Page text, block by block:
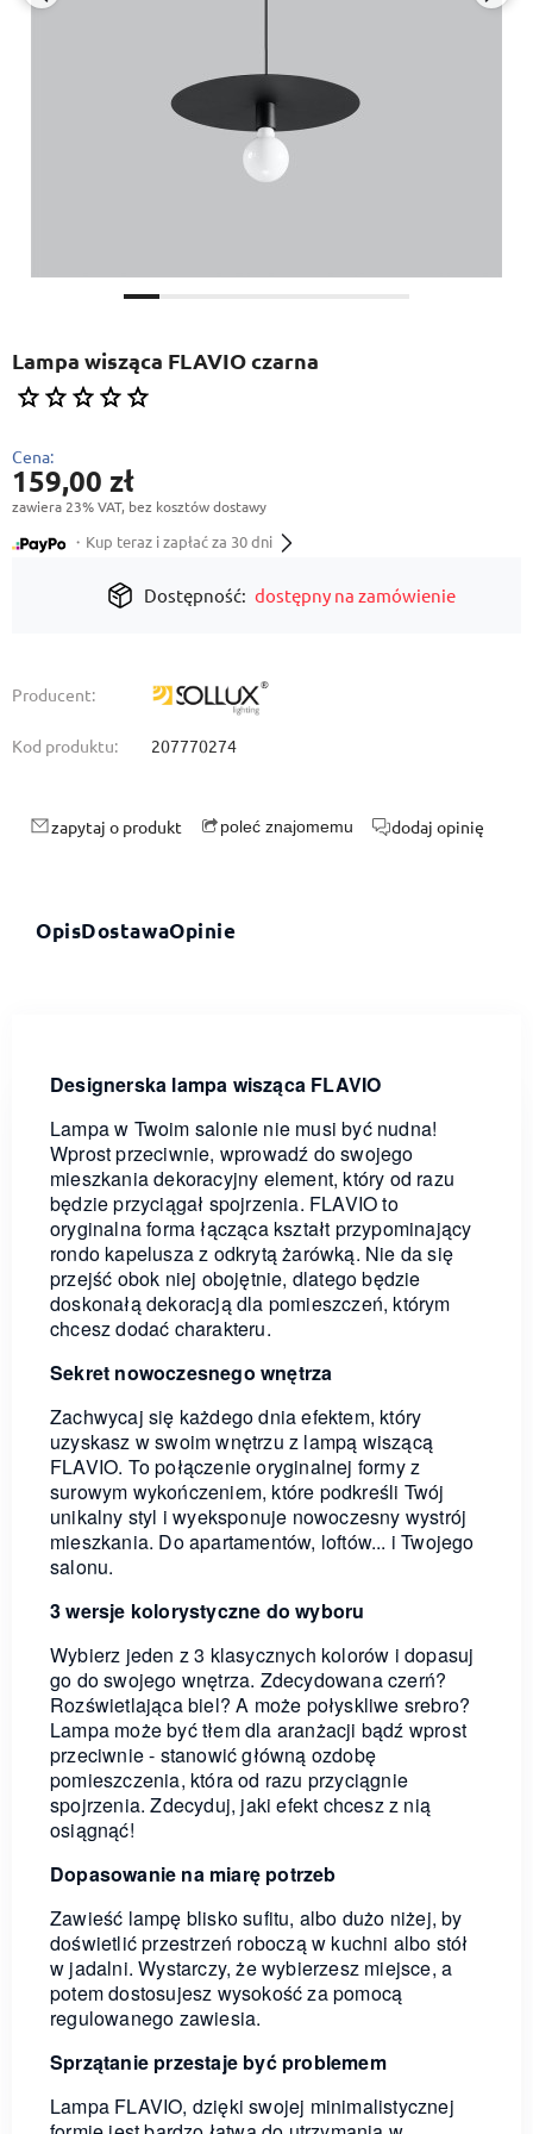
Lampa wisząca FLAVIO czarna
Cena:
159,00 zł
zawiera 23% VAT, bez kosztów dostawy
・Kup teraz i zapłać za 30 dni
Dostępność: dostępny na zamówienie
Producent:
Kod produktu: 207770274
zapytaj o produkt poleć znajomemu dodaj opinię
OpisDostawaOpinie
Designerska lampa wisząca FLAVIO
Lampa w Twoim salonie nie musi być nudna!
Wprost przeciwnie, wprowadź do swojego
mieszkania dekoracyjny element, który od razu
będzie przyciągał spojrzenia. FLAVIO to
oryginalna forma łącząca kształt przypominający
rondo kapelusza z odkrytą żarówką. Nie da się
przejść obok niej obojętnie, dlatego będzie
doskonałą dekoracją dla pomieszczeń, którym
chcesz dodać charakteru.
Sekret nowoczesnego wnętrza
Zachwycaj się każdego dnia efektem, który
uzyskasz w swoim wnętrzu z lampą wiszącą
FLAVIO. To połączenie oryginalnej formy z
surowym wykończeniem, które podkreśli Twój
unikalny styl i wyeksponuje nowoczesny wystrój
mieszkania. Do apartamentów, loftów... i Twojego
salonu.
3 wersje kolorystyczne do wyboru
Wybierz jeden z 3 klasycznych kolorów i dopasuj
go do swojego wnętrza. Zdecydowana czerń?
Rozświetlająca biel? A może połyskliwe srebro?
Lampa może być tłem dla aranżacji bądź wprost
przeciwnie - stanowić główną ozdobę
pomieszczenia, która od razu przyciągnie
spojrzenia. Zdecyduj, jaki efekt chcesz z nią
osiągnąć!
Dopasowanie na miarę potrzeb
Zawieść lampę blisko sufitu, albo dużo niżej, by
doświetlić przestrzeń roboczą w kuchni albo stół
w jadalni. Wystarczy, że wybierzesz miejsce, a
potem dostosujesz wysokość za pomocą
regulowanego zawiesia.
Sprzątanie przestaje być problemem
Lampa FLAVIO, dzięki swojej minimalistycznej